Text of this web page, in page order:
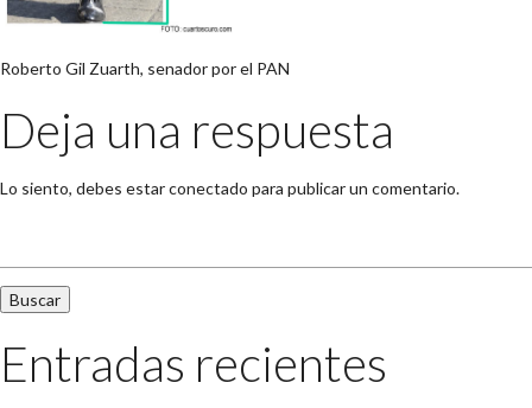
Roberto Gil Zuarth, senador por el PAN
Deja una respuesta
Lo siento, debes estarconectado para publicar un comentario.
Entradas recientes